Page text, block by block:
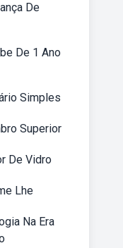
De
De 1 Ano
Simples
Superior
De Vidro
Lhe
Na Era